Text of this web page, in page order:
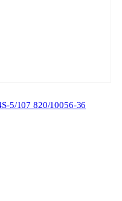
5/107 820/10056-36